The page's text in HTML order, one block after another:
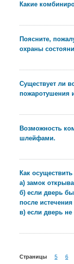
Какие
Поясните,
охраны
Существует ли
пожаротушения
Возможность
шлейфами.
Как
а) замок
б) если дверь
после
в) если дверь
Страницы 5 6